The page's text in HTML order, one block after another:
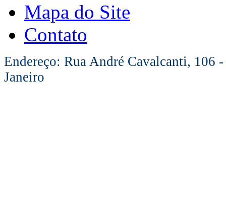
Mapa do Site
Contato
Endereço: Rua André Cavalcanti, 106
Janeiro